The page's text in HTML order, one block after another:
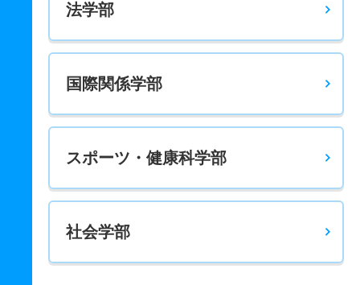
10人 64倍 22倍 64人 64人 1人 －
経営学科 一般 ニ 後期４科目型
法学部
国際関係学部
スポーツ・健康科学部
社会学部